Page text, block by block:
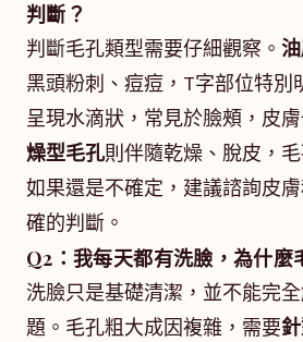
判斷？
判斷毛孔類型需要仔細觀察。
黑頭粉刺、痘痘，T字部位特別
呈現水滴狀，常見於臉頰，皮
燥型毛孔則伴隨乾燥、脫皮，
如果還是不確定，建議諮詢皮
確的判斷。
Q2：我每天都有洗臉，為什麼
洗臉只是基礎清潔，並不能完
題。毛孔粗大成因複雜，需要